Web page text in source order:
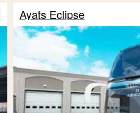
Ayats Eclipse